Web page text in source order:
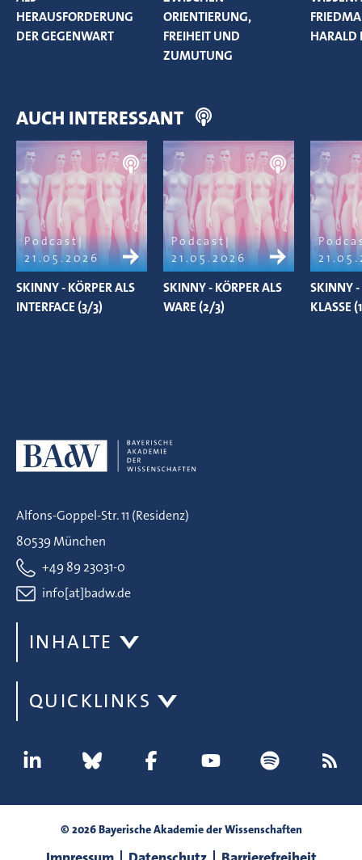
HERAUSFORDERUNG
DER GEGENWART
ORIENTIERUNG,
FREIHEIT UND
ZUMUTUNG
HARALD
AUCH INTERESSANT
Podcast
21.05.2026
SKINNY - KÖRPER ALS
INTERFACE (3/3)
Podcast
21.05.2026
SKINNY - KÖRPER ALS
WARE (2/3)
SKINNY
KLASSE
Alfons-Goppel-Str. 11 (Residenz)
80539 München
+49 89 23031-0
info[at]badw.de
INHALTE
QUICKLINKS
© 2026 Bayerische Akademie der Wissenschaften